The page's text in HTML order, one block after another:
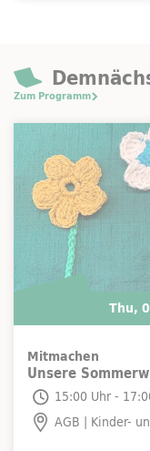
Zum Programm
Thu,
Mitmachen
Unsere
Thu, 06.08.2026
15:00 Uhr -
AGB | Kinder-